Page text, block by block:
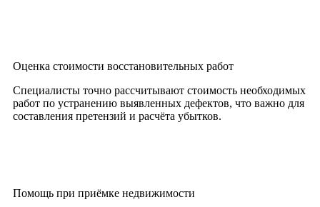
Оценка стоимости восстановительных работ
Специалисты точно рассчитывают стоимость необходимых
работ по устранению выявленных дефектов, что важно для
составления претензий и расчёта убытков.
Помощь при приёмке недвижимости